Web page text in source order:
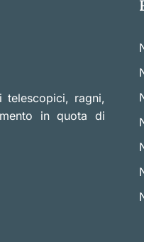
telescopici, ragni,
in quota di